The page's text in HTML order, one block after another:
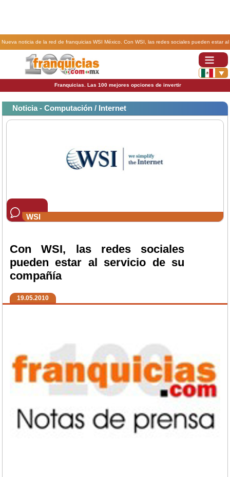
Nueva noticia de la red de franquicias WSI México. Con WSI, las redes sociales pueden estar al
Franquicias. Las 100 mejores opciones de invertir
Noticia - Computación / Internet
WSI
Con WSI, las redes sociales
pueden estar al servicio de su
compañía
19.05.2010